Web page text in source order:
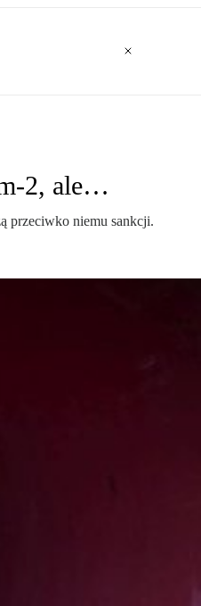
2, ale…
przeciwko niemu sankcji.